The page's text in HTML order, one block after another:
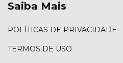
Saiba Mais
POLÍTICAS DE PRIVACIDADE
TERMOS DE USO